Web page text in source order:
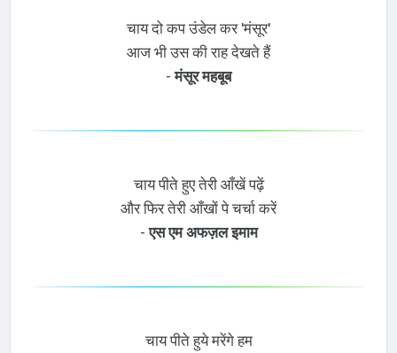
चाय दो कप उंडेल कर 'मंसूर'
आज भी उस की राह देखते हैं
-मंसूर महबूब
चाय पीते हुए तेरी आँखें पढ़ें
और फिर तेरी आँखों पे चर्चा करें
-एस एम अफज़ल इमाम
चाय पीते हुये मरेंगे हम